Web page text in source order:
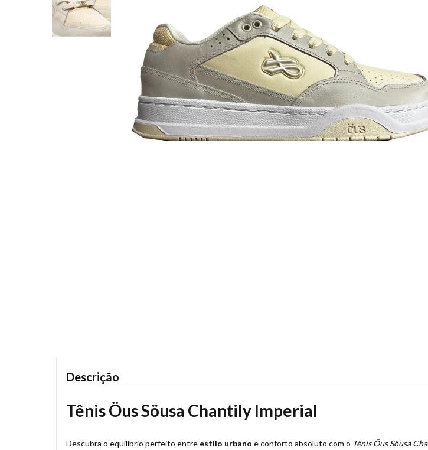
Descrição
Tênis Öus Söusa Chantily Imperial
Descubra o equilíbrio perfeito entre estilo urbano e conforto absoluto com o Tênis Öus Söusa